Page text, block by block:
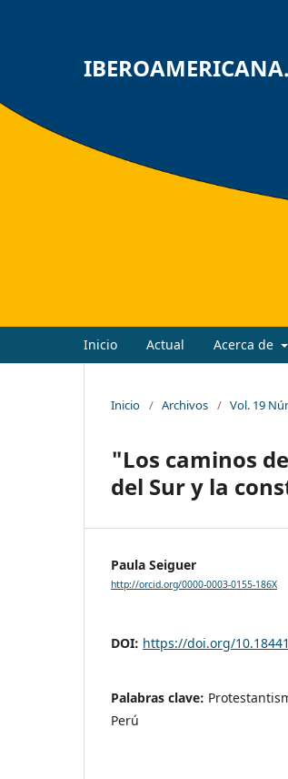
Inicio Actual Acerca de
Inicio / Archivos / Vol. 19
"Los caminos
del Sur y la
Paula Seiguer
http://orcid.org/0000-0003-0155-186X
DOI: https://doi.org/
Palabras clave:
Perú